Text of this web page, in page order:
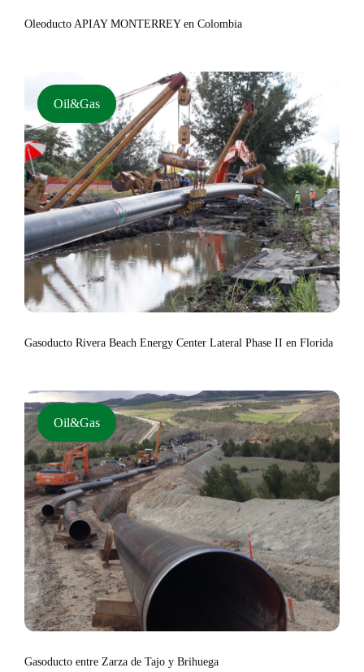
Oleoducto APIAY MONTERREY en Colombia
Oil&Gas
Gasoducto Rivera Beach Energy Center Lateral Phase II en Florida
Oil&Gas
Gasoducto entre Zarza de Tajo y Brihuega